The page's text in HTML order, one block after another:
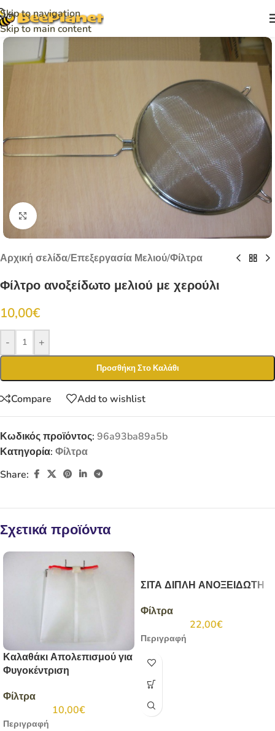
Skip to navigation
Skip to main content
Click to enlarge
Αρχική σελίδα/Επεξεργασία Μελιού/Φίλτρα
Φίλτρο ανοξείδωτο μελιού με χερούλι
10,00€
- +
Προσθήκη Στο Καλάθι
Compare Add to wishlist
Κωδικός προϊόντος: 96a93ba89a5b
Κατηγορία: Φίλτρα
Share:
Σχετικά προϊόντα
Καλαθάκι Απολεπισμού για
Φυγοκέντριση
Φίλτρα
10,00€
Περιγραφή
ΣΙΤΑ ΔΙΠΛΗ ΑΝΟΞΕΙΔΩΤΗ
Φίλτρα
22,00€
Περιγραφή